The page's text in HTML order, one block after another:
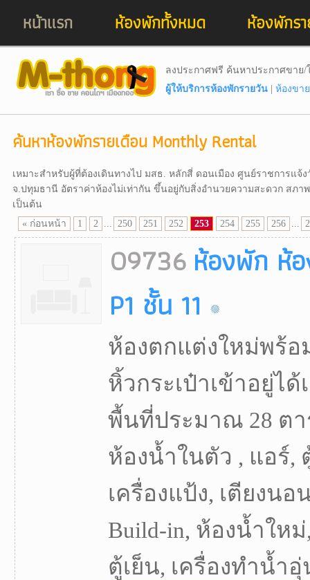
หน้าแรก ห้องพักทั้งหมด ห้องพักร
ลงประกาศฟรี ค้นหาประกาศขาย/
ผู้ให้บริการห้องพักรายวัน
ห้องขาย
ค้นหาห้องพักรายเดือน Monthly Rental
เหมาะสำหรับผู้ที่ต้องเดินทางไป มสธ. หลักสี่ ดอนเมือง ศูนย์ราชการแจ้
จ.ปทุมธานี อัตราค่าห้องไม่เท่ากัน ขึ้นอยู่กับสิ่งอำนวยความสะดวก สภา
เป็นต้น
« ก่อนหน้า
1 2 ... 250 251 252 253 254 255 256 ...
09736 ห้องพัก ห้อ
P1 ชั้น 11
ห้องตกแต่งใหม่พร้
หิ้วกระเป๋าเข้าอยู่ได้
พื้นที่ประมาณ 28 ตา
ห้องน้ำในตัว , แอร์,
เครื่องแป้ง, เตียงน
Build-in, ห้องน้ำให
ตู้เย็น, เครื่องทำน้ำอุ่